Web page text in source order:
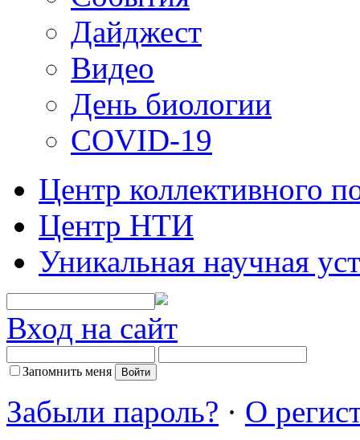
Дайджест
Видео
День биологии
COVID-19
Центр коллективного
Центр НТИ
Уникальная научная
Вход на сайт
Запомнить меня
Забыли пароль? · О